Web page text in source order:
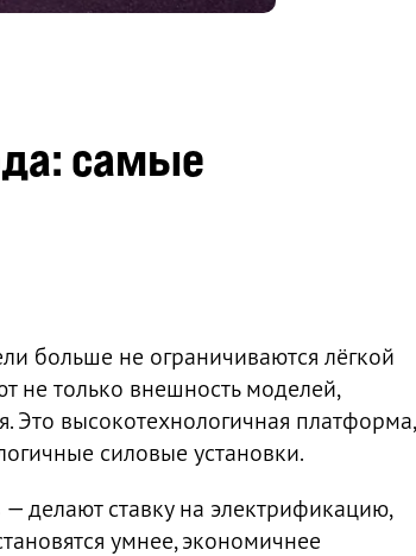
самые
больше не ограничиваются лёгкой
не только внешность моделей,
Это высокотехнологичная платформа,
силовые установки.
делают ставку на электрификацию,
умнее, экономичнее